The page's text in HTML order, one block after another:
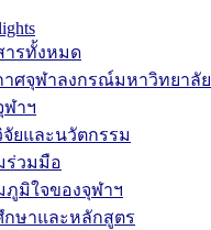
ารทั้งหมด
าศจุฬาลงกรณ์มหาวิทยาลัย
ฬาฯ
จัยและนวัตกรรม
ร่วมมือ
ภูมิใจของจุฬาฯ
กษาและหลักสูตร